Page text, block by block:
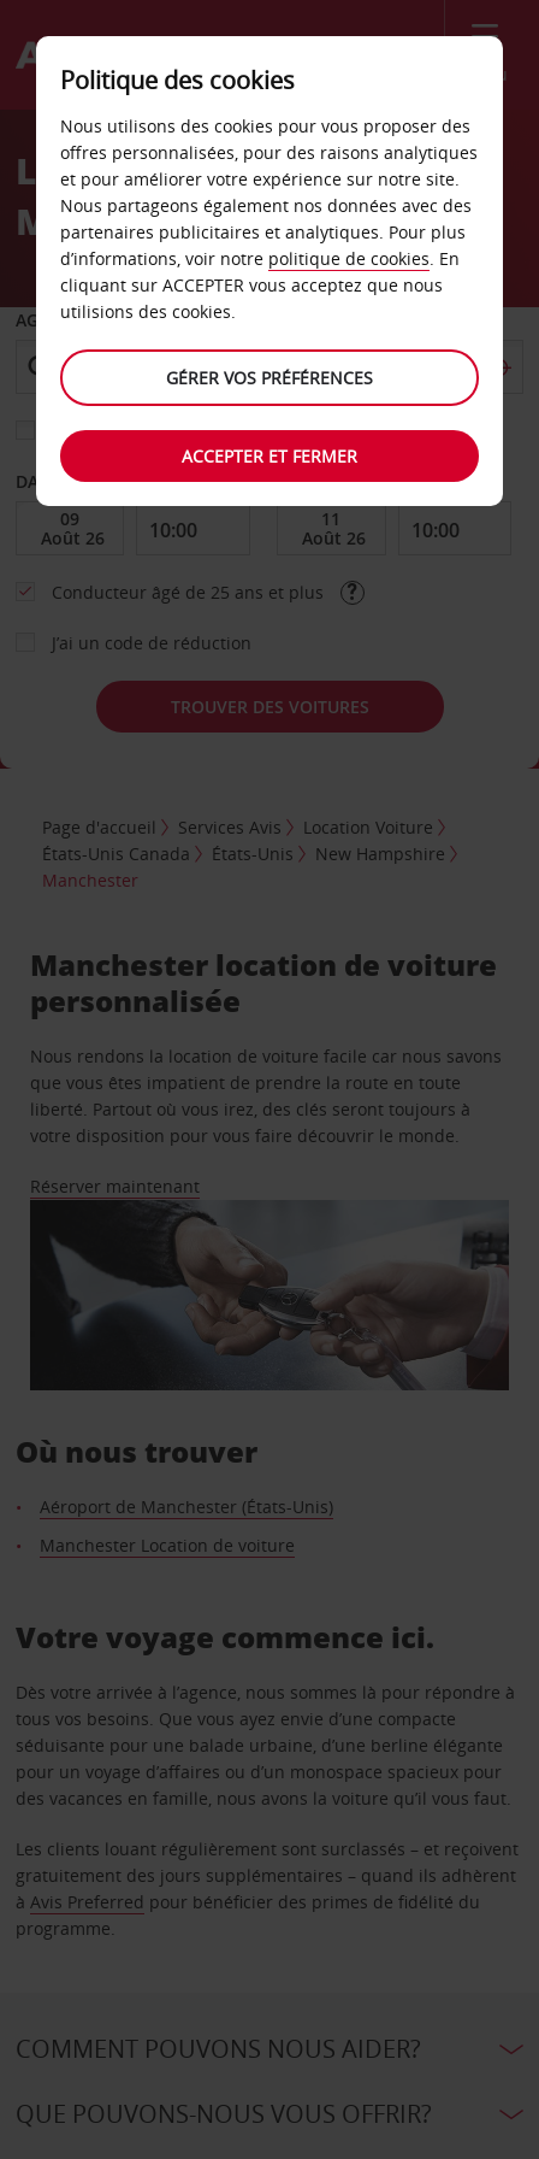
Menu
Welcome
AvisLocation de voiture
Manchester
AGENCE DE DÉPART
Sélectionnez une autre agence de retour
DATE DE DÉBUT DATE DE FIN
Conducteur âgé de 25 ans et plus
J’ai un code de réduction
TROUVER DES VOITURES
Page d'accueil Services Avis
Location Voiture
États-Unis Canada
États-Unis
New Hampshire
Manchester
Manchester location de voiture
personnalisée
Nous rendons la location de voiture facile car nous savons
que vous êtes impatient de prendre la route en toute
liberté. Partout où vous irez, des clés seront toujours à
votre disposition pour vous faire découvrir le monde.
Réserver maintenant
Où nous trouver
Aéroport de Manchester (États-Unis)
Manchester Location de voiture
Votre voyage commence ici.
Dès votre arrivée à l’agence, nous sommes là pour répondre à
tous vos besoins. Que vous ayez envie d’une compacte
séduisante pour une balade urbaine, d’une berline élégante
pour un voyage d’affaires ou d’un monospace spacieux pour
des vacances en famille, nous avons la voiture qu’il vous faut.
Les clients louant régulièrement sont surclassés – et reçoivent
gratuitement des jours supplémentaires – quand ils adhèrent
à Avis Preferred pour bénéficier des primes de fidélité du
programme.
COMMENT POUVONS NOUS AIDER?
QUE POUVONS-NOUS VOUS OFFRIR?
Politique des cookies
Nous utilisons des cookies pour vous proposer des
offres personnalisées, pour des raisons analytiques
et pour améliorer votre expérience sur notre site.
Nous partageons également nos données avec des
partenaires publicitaires et analytiques. Pour plus
d’informations, voir notre politique de cookies. En
cliquant sur ACCEPTER vous acceptez que nous
utilisions des cookies.
GÉRER VOS PRÉFÉRENCES
ACCEPTER ET FERMER